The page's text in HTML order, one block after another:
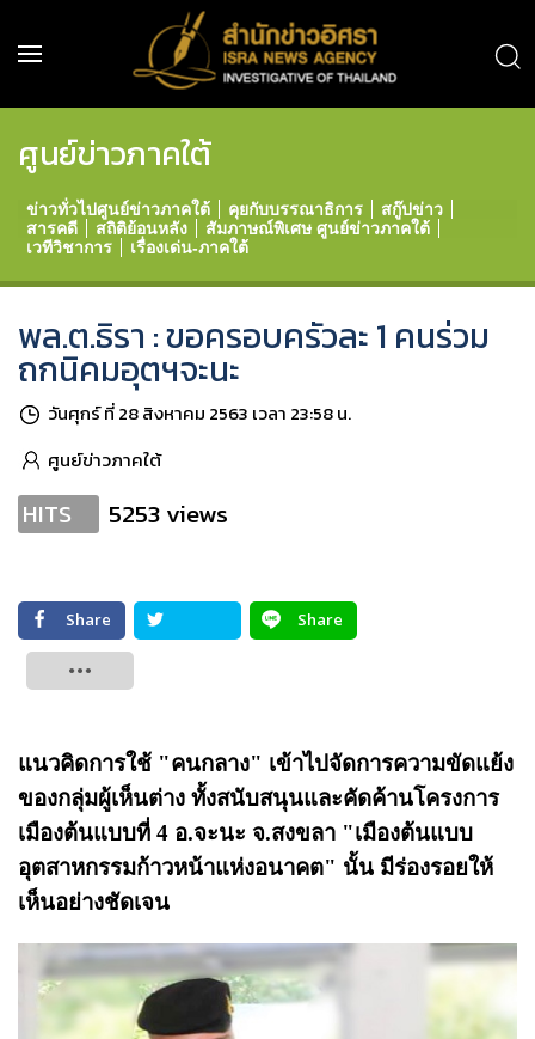
ศูนย์ข่าวภาคใต้
ข่าวทั่วไปศูนย์ข่าวภาคใต้ คุยกับบรรณาธิการ
สกู๊ปข่าว
สารคดี
สถิติย้อนหลัง
สัมภาษณ์พิเศษ ศูนย์ข่าวภาคใต้
เวทีวิชาการ
เรื่องเด่น-ภาคใต้
พล.ต.ธิรา : ขอครอบครัวละ 1 คนร่วม
ถกนิคมอุตฯจะนะ
วันศุกร์ ที่ 28 สิงหาคม 2563 เวลา 23:58 น.
ศูนย์ข่าวภาคใต้
HITS 5253 views
Share
Share
แนวคิดการใช้ "คนกลาง" เข้าไปจัดการความขัดแย้ง
ของกลุ่มผู้เห็นต่าง ทั้งสนับสนุนและคัดค้านโครงการ
เมืองต้นแบบที่ 4 อ.จะนะ จ.สงขลา "เมืองต้นแบบ
อุตสาหกรรมก้าวหน้าแห่งอนาคต" นั้น มีร่องรอยให้
เห็นอย่างชัดเจน